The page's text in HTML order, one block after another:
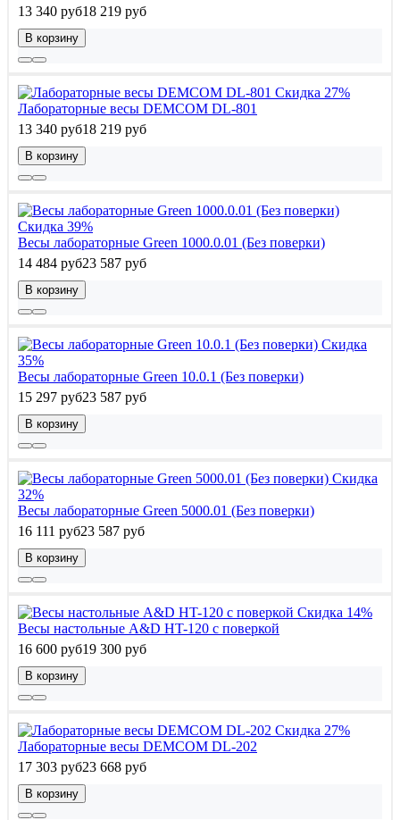
13 340 руб18 219 руб
В корзину
Скидка 27%
Лабораторные весы DEMCOM DL-801
13 340 руб18 219 руб
В корзину
Скидка 39%
Весы лабораторные Green 1000.0.01 (Без поверки)
14 484 руб23 587 руб
В корзину
Скидка
35%
Весы лабораторные Green 10.0.1 (Без поверки)
15 297 руб23 587 руб
В корзину
Скидка
32%
Весы лабораторные Green 5000.01 (Без поверки)
16 111 руб23 587 руб
В корзину
Скидка 14%
Весы настольные A&D HT-120 с поверкой
16 600 руб19 300 руб
В корзину
Скидка 27%
Лабораторные весы DEMCOM DL-202
17 303 руб23 668 руб
В корзину